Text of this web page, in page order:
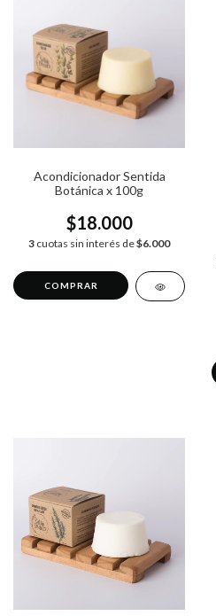
Acondicionador Sentida
Botánica x 100g
$18.000
3 cuotas sin interés de$6.000